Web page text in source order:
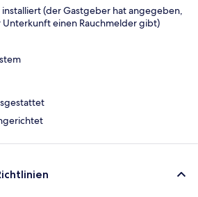
installiert (der Gastgeber hat angegeben,
Unterkunft einen Rauchmelder gibt)